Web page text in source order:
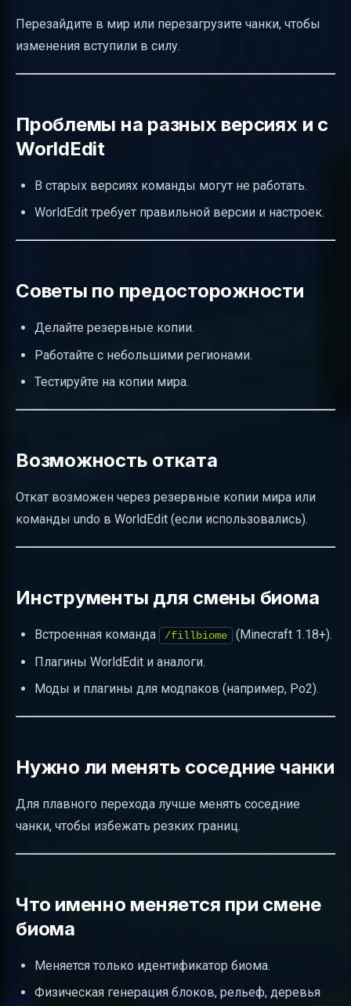
Перезайдите в мир или перезагрузите чанки, чтобы
изменения вступили в силу.
Проблемы на разных версиях и с
WorldEdit
В старых версиях команды могут не работать.
WorldEdit требует правильной версии и настроек.
Советы по предосторожности
Делайте резервные копии.
Работайте с небольшими регионами.
Тестируйте на копии мира.
Возможность отката
Откат возможен через резервные копии мира или
команды undo в WorldEdit (если использовались).
Инструменты для смены биома
Встроенная команда /fillbiome
(Minecraft 1.18+).
Плагины WorldEdit и аналоги.
Моды и плагины для модпаков (например, Po2).
Нужно ли менять соседние чанки
Для плавного перехода лучше менять соседние
чанки, чтобы избежать резких границ.
Что именно меняется при смене
биома
Меняется только идентификатор биома.
Физическая генерация блоков, рельеф, деревья